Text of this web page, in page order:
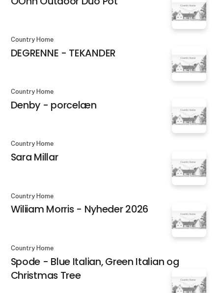
Country Home
DEGRENNE - TEKANDER
Country Home
Denby - porcelæn
Country Home
Sara Millar
Country Home
Wiliiam Morris - Nyheder 2026
Country Home
Spode - Blue Italian, Green Italian og
Christmas Tree